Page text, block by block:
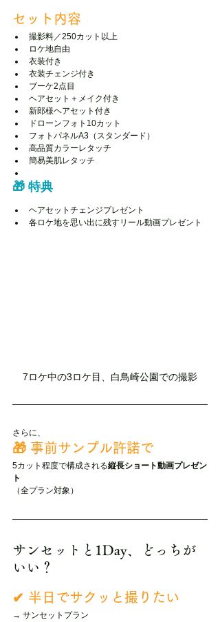
セット内容
撮影料／250カット以上
ロケ地自由
衣装付き
衣装チェンジ付き
ブーケ2点目
ヘアセット＋メイク付き
新郎様ヘアセット付き
ドローンフォト10カット
フォトパネルA3（スタンダード）
高品質カラーレタッチ
簡易美肌レタッチ
🎁 特典
ヘアセットチェンジプレゼント
各ロケ地を思い出に残すリール動画プレゼント
7ロケ中の3ロケ目、白鳥崎公園での撮影
さらに、
🎁 事前サンプル許諾で
5カット程度で構成される縦長ショート動画プレゼン
ト
（全プラン対象）
サンセットと1Day、どっちが
いい？
✔ 半日でサクッと撮りたい
→ サンセットプラン